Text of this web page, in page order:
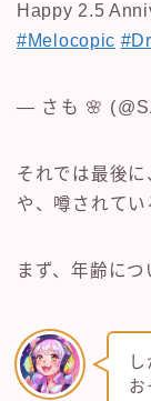
Happy 2.5
#Melocopic
— さも 🌸
それでは最後
や、噂されてい
まず、年齢につ
お